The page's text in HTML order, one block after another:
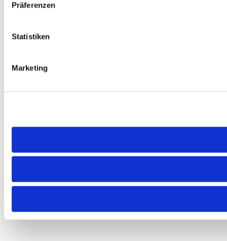
Präferenzen
Statistiken
Marketing